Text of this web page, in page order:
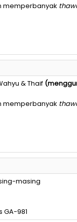
memperbanyak
& Thaif (
memperbanyak t
masing
981